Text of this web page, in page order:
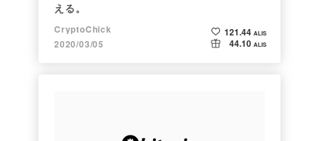
える。
CryptoChick
2020/03/05
121.44 ALIS
44.10 ALIS